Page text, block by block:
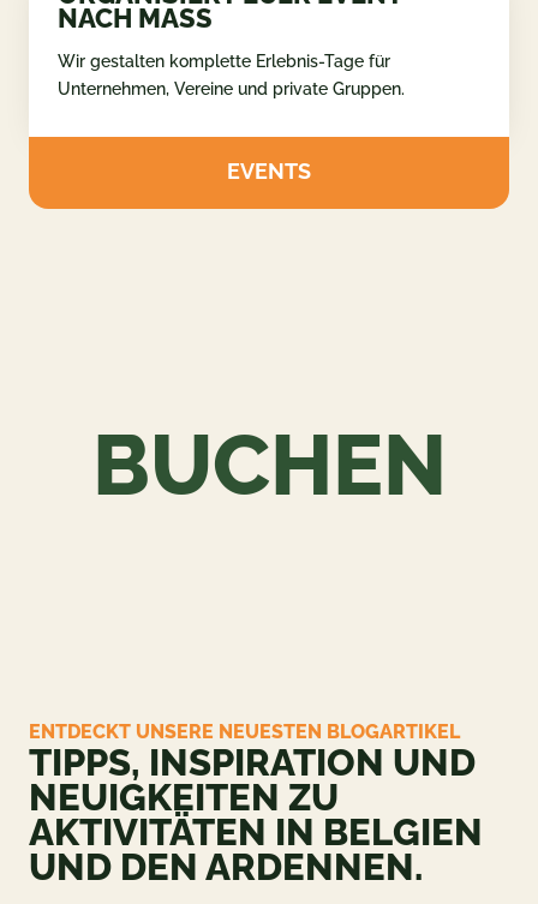
NACH MASS
Wir gestalten komplette Erlebnis-Tage für
Unternehmen, Vereine und private Gruppen.
EVENTS
BUCHEN
ENTDECKT UNSERE NEUESTEN BLOGARTIKEL
TIPPS, INSPIRATION UND
NEUIGKEITEN ZU
AKTIVITÄTEN IN BELGIEN
UND DEN ARDENNEN.